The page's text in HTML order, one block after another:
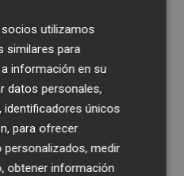
utilizamos
similares para
información en su
datos personales,
identificadores únicos
para ofrecer
medir
obtener información